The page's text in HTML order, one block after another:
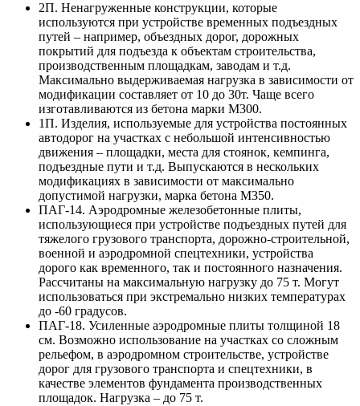
2П. Ненагруженные конструкции, которые
используются при устройстве временных подъездных
путей – например, объездных дорог, дорожных
покрытий для подъезда к объектам строительства,
производственным площадкам, заводам и т.д.
Максимально выдерживаемая нагрузка в зависимости от
модификации составляет от 10 до 30т. Чаще всего
изготавливаются из бетона марки М300.
1П. Изделия, используемые для устройства постоянных
автодорог на участках с небольшой интенсивностью
движения – площадки, места для стоянок, кемпинга,
подъездные пути и т.д. Выпускаются в нескольких
модификациях в зависимости от максимально
допустимой нагрузки, марка бетона М350.
ПАГ-14. Аэродромные железобетонные плиты,
использующиеся при устройстве подъездных путей для
тяжелого грузового транспорта, дорожно-строительной,
военной и аэродромной спецтехники, устройства
дорого как временного, так и постоянного назначения.
Рассчитаны на максимальную нагрузку до 75 т. Могут
использоваться при экстремально низких температурах
до -60 градусов.
ПАГ-18. Усиленные аэродромные плиты толщиной 18
см. Возможно использование на участках со сложным
рельефом, в аэродромном строительстве, устройстве
дорог для грузового транспорта и спецтехники, в
качестве элементов фундамента производственных
площадок. Нагрузка – до 75 т.